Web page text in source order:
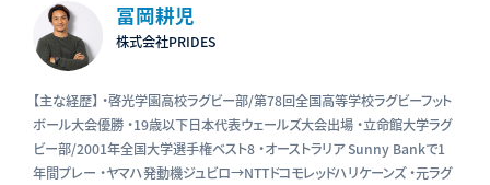
冨岡耕児
株式会社PRIDES
【主な経歴】 ・啓光学園高校ラグビー部/第78回全国高等学校ラグビーフット
ボール大会優勝 ・19歳以下日本代表ウェールズ大会出場 ・立命館大学ラグ
ビー部/2001年全国大学選手権ベスト8 ・オーストラリア Sunny Bankで1
年間プレー ・ヤマハ発動機ジュビロ→NTTドコモレッドハリケーンズ ・元ラグ